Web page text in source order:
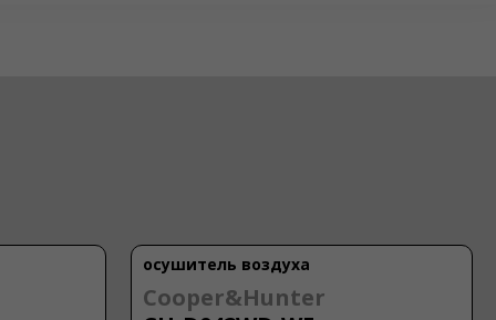
осушитель воздуха
Cooper&Hunter